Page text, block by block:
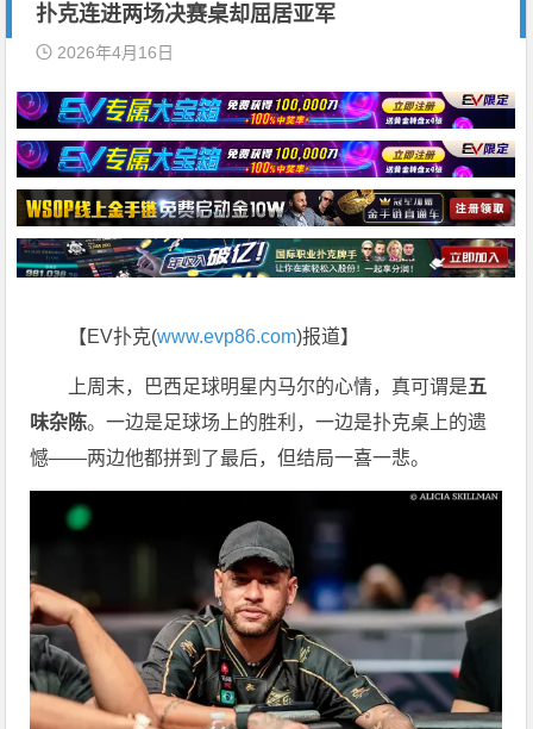
扑克连进两场决赛桌却屈居亚军
2026年4月16日
【EV扑克(www.evp86.com)报道】
上周末，巴西足球明星内马尔的心情，真可谓是五
味杂陈。一边是足球场上的胜利，一边是扑克桌上的遗
憾——两边他都拼到了最后，但结局一喜一悲。